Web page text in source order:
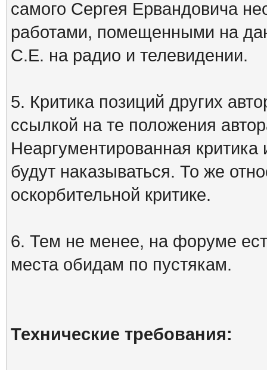
самого Сергея Ервандовича
работами, помещенными на
С.Е. на радио и телевидении.
5. Критика позиций других
ссылкой на те положения
Неаргументированная
будут наказываться. То же
оскорбительной критике.
6. Тем не менее, на форуме
места обидам по пустякам.
Технические требования: